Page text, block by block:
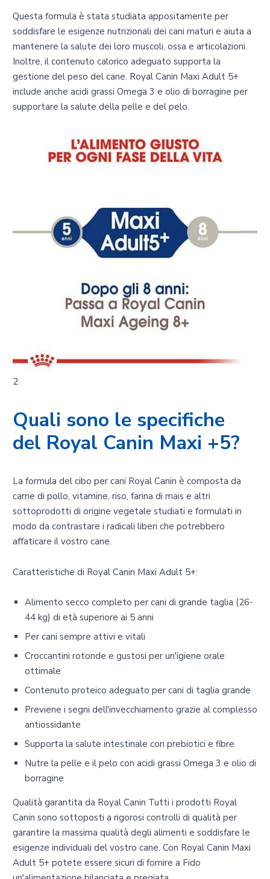
Questa formula è stata studiata appositamente per
soddisfare le esigenze nutrizionali dei cani maturi e aiuta a
mantenere la salute dei loro muscoli, ossa e articolazioni.
Inoltre, il contenuto calorico adeguato supporta la
gestione del peso del cane. Royal Canin Maxi Adult 5+
include anche acidi grassi Omega 3 e olio di borragine per
supportare la salute della pelle e del pelo.
2
Quali sono le specifiche
del Royal Canin Maxi +5?
La formula del cibo per cani Royal Canin è composta da
carne di pollo, vitamine, riso, farina di mais e altri
sottoprodotti di origine vegetale studiati e formulati in
modo da contrastare i radicali liberi che potrebbero
affaticare il vostro cane.
Caratteristiche di Royal Canin Maxi Adult 5+:
Alimento secco completo per cani di grande taglia (26-
44 kg) di età superiore ai 5 anni
Per cani sempre attivi e vitali
Croccantini rotonde e gustosi per un'igiene orale
ottimale
Contenuto proteico adeguato per cani di taglia grande
Previene i segni dell'invecchiamento grazie al complesso
antiossidante
Supporta la salute intestinale con prebiotici e fibre
Nutre la pelle e il pelo con acidi grassi Omega 3 e olio di
borragine
Qualità garantita da Royal Canin Tutti i prodotti Royal
Canin sono sottoposti a rigorosi controlli di qualità per
garantire la massima qualità degli alimenti e soddisfare le
esigenze individuali del vostro cane. Con Royal Canin Maxi
Adult 5+ potete essere sicuri di fornire a Fido